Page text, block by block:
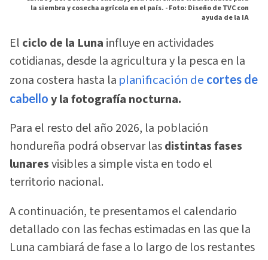
la siembra y cosecha agrícola en el país. -Foto: Diseño de TVC con
ayuda de la IA
El ciclo de la Luna influye en actividades
cotidianas, desde la agricultura y la pesca en la
zona costera hasta la planificación de cortes de
cabello y la fotografía nocturna.
Para el resto del año 2026, la población
hondureña podrá observar lasdistintas fases
lunaresvisibles a simple vista en todo el
territorio nacional.
A continuación, te presentamos el calendario
detallado con las fechas estimadas en las que la
Luna cambiará de fase a lo largo de los restantes